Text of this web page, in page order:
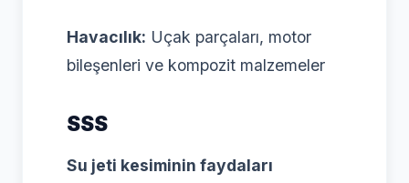
Havacılık: Uçak parçaları, motor
bileşenleri ve kompozit malzemeler
SSS
Su jeti kesiminin faydaları